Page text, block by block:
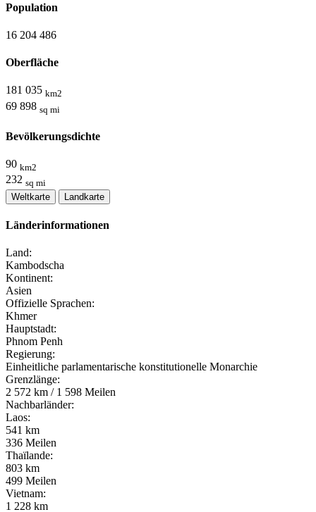
Population
16 204 486
Oberfläche
181 035 km2
69 898 sq mi
Bevölkerungsdichte
90 km2
232 sq mi
Weltkarte
Landkarte
Länderinformationen
Land:
Kambodscha
Kontinent:
Asien
Offizielle Sprachen:
Khmer
Hauptstadt:
Phnom Penh
Regierung:
Einheitliche parlamentarische konstitutionelle Monarchie
Grenzlänge:
2 572 km / 1 598 Meilen
Nachbarländer:
Laos:
541 km
336 Meilen
Thaïlande:
803 km
499 Meilen
Vietnam:
1 228 km